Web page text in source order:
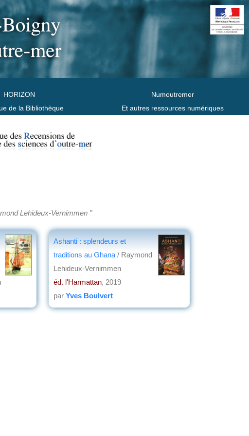
HORIZON
de la Bibliothèque
Numoutremer
Et autres ressources numériques
Lehideux-Vernimmen "
Ashanti : splendeurs et
traditions au Ghana / Raymond
Lehideux-Vernimmen
éd. l'Harmattan, 2019
par Yves Boulvert